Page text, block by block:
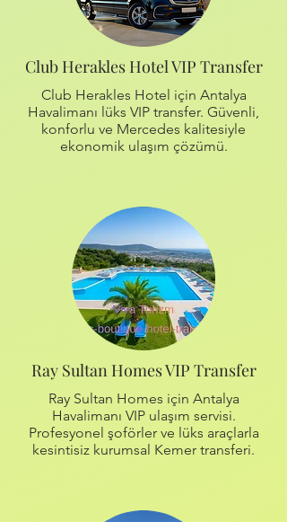
Club Herakles Hotel VIP Transfer
Club Herakles Hotel için Antalya
Havalimanı lüks VIP transfer. Güvenli,
konforlu ve Mercedes kalitesiyle
ekonomik ulaşım çözümü.
Ray Sultan Homes VIP Transfer
Ray Sultan Homes için Antalya
Havalimanı VIP ulaşım servisi.
Profesyonel şoförler ve lüks araçlarla
kesintisiz kurumsal Kemer transferi.